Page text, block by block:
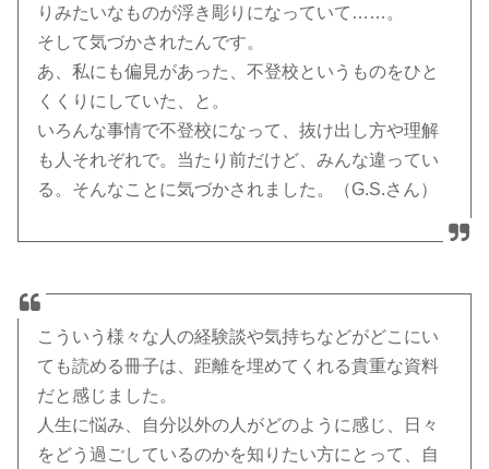
りみたいなものが浮き彫りになっていて……。
そして気づかされたんです。
あ、私にも偏見があった、不登校というものをひと
くくりにしていた、と。
いろんな事情で不登校になって、抜け出し方や理解
も人それぞれで。当たり前だけど、みんな違ってい
る。そんなことに気づかされました。（G.S.さん）
こういう様々な人の経験談や気持ちなどがどこにい
ても読める冊子は、距離を埋めてくれる貴重な資料
だと感じました。
人生に悩み、自分以外の人がどのように感じ、日々
をどう過ごしているのかを知りたい方にとって、自